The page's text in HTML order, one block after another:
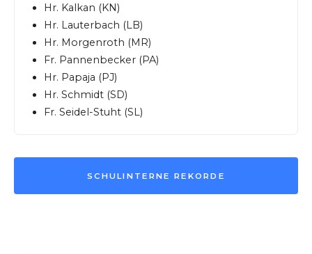
Hr. Kalkan (KN)
Hr. Lauterbach (LB)
Hr. Morgenroth (MR)
Fr. Pannenbecker (PA)
Hr. Papaja (PJ)
Hr. Schmidt (SD)
Fr. Seidel-Stuht (SL)
SCHULINTERNE REKORDE